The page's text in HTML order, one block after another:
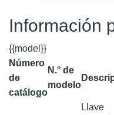
Información
{{model}}
Número
de
catálogo
N.° de
modelo
Llave